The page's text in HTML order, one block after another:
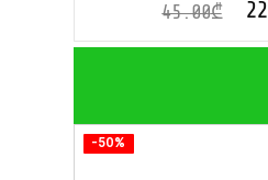
45.00₾
-50%